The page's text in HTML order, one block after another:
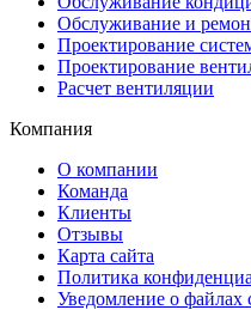
Обслуживание и
Проектирование
Проектирование
Расчет вентиляции
Компания
О компании
Команда
Клиенты
Отзывы
Карта сайта
Политика
Уведомление о файлах